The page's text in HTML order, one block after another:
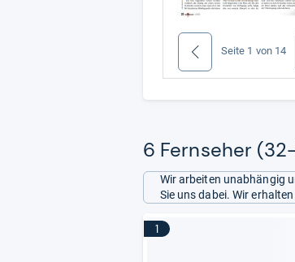
zurück Seite 1 von14
6 Fernseher
Wir arbeiten unabhängig
Sie uns dabei. Wir
1